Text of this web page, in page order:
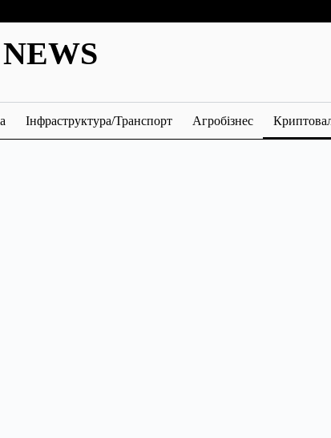
Інфраструктура/Транспорт Агробізнес